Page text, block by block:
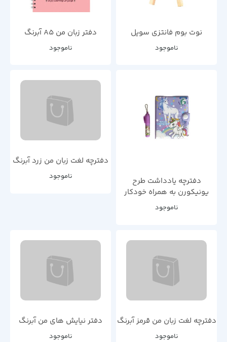
نوت بوم فانتزی سویل
ناموجود
دفتر زبان من A5 آبرنگ
ناموجود
دفترچه یادداشت طرح
یونیکورن به همراه خودکار
ناموجود
دفترچه لغت زبان من زرد آبرنگ
ناموجود
دفترچه لغت زبان من قرمز آبرنگ
ناموجود
دفتر نیایش های من آبرنگ
ناموجود